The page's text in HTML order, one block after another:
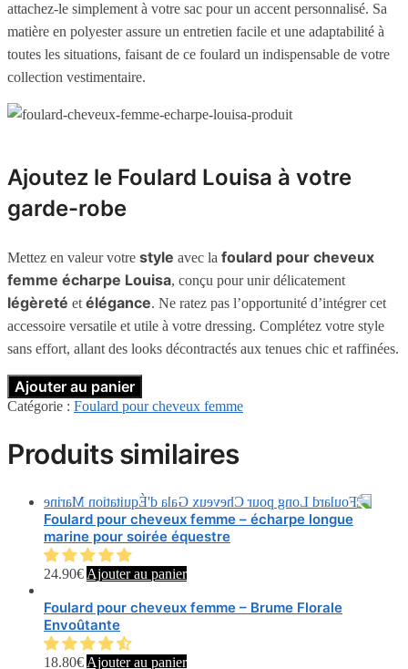
attachez-le simplement à votre sac pour un accent personnalisé. Sa
matière en polyester assure un entretien facile et une adaptabilité à
toutes les situations, faisant de ce foulard un indispensable de votre
collection vestimentaire.
Ajoutez le Foulard Louisa à votre
garde-robe
Mettez en valeur votre style avec la foulard pour cheveux
femme écharpe Louisa, conçu pour unir délicatement
légèreté et élégance. Ne ratez pas l’opportunité d’intégrer cet
accessoire versatile et utile à votre dressing. Complétez votre style
sans effort, allant des looks décontractés aux tenues chic et raffinées.
Ajouter au panier
Catégorie : Foulard pour cheveux femme
Produits similaires
Foulard pour cheveux femme – écharpe longue
marine pour soirée équestre
24.90€ Ajouter au panier
Foulard pour cheveux femme – Brume Florale
Envoûtante
18.80€ Ajouter au panier